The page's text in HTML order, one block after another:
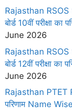
Rajasthan
बोर्ड 10वीं परीक्षा
June 2026
Rajasthan
बोर्ड 12वीं परीक्षा
June 2026
Rajasthan PTET
परिणाम Name